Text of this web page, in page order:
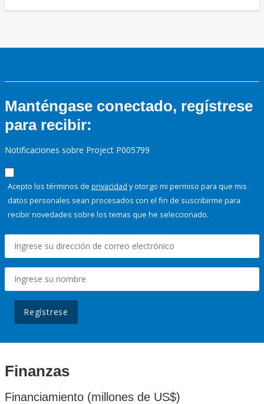
Manténgase conectado, regístrese
para recibir:
Notificaciones sobre Project P005799
Acepto los términos de privacidad y otorgo mi permiso para que mis
datos personales sean procesados con el fin de suscribirme para
recibir novedades sobre los temas que he seleccionado.
Regístrese
Finanzas
Financiamiento (millones de US$)